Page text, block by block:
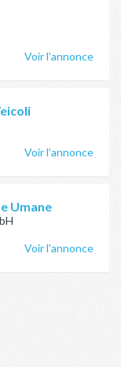
Voir l'annonce
Voir l'annonce
Umane
Voir l'annonce